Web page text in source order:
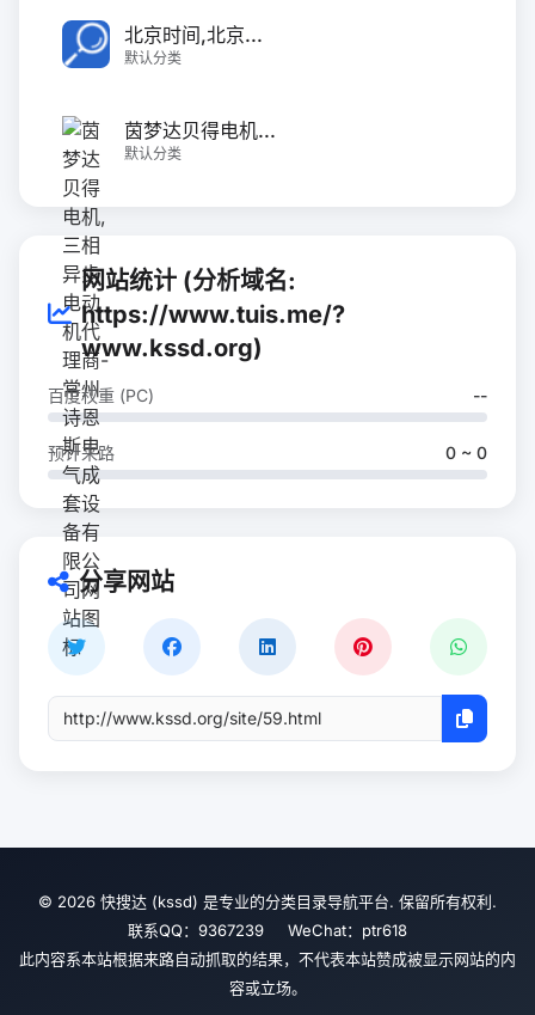
北京时间,北京...
默认分类
茵梦达贝得电机...
默认分类
网站统计 (分析域名:
https://www.tuis.me/?
www.kssd.org)
百度权重 (PC) --
预计来路 0 ~ 0
分享网站
© 2026 快搜达 (kssd) 是专业的分类目录导航平台. 保留所有权利.
联系QQ：9367239 WeChat：ptr618
此内容系本站根据来路自动抓取的结果，不代表本站赞成被显示网站的内
容或立场。